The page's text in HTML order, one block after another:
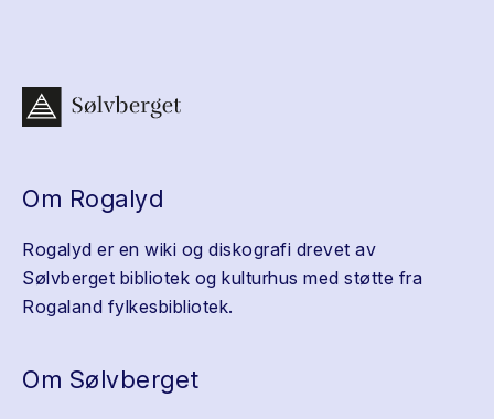
Om Rogalyd
Rogalyd er en wiki og diskografi drevet av
Sølvberget bibliotek og kulturhus med støtte fra
Rogaland fylkesbibliotek.
Om Sølvberget